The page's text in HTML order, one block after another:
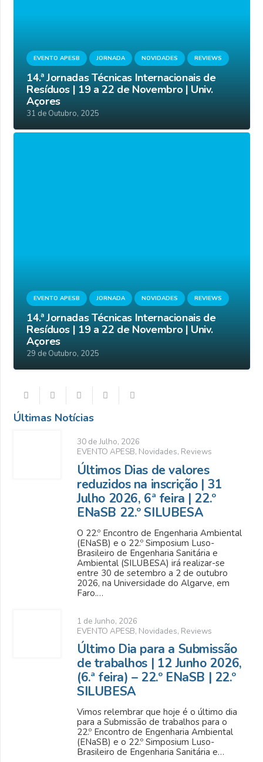
EVENTO APESB JORNADA NOVIDADES REVIEWS
14.ª Jornadas Técnicas Internacionais de
Resíduos | 19 a 22 de Novembro | Univ.
Açores
31 de Outubro, 2025
EVENTO APESB JORNADA NOVIDADES REVIEWS
14.ª Jornadas Técnicas Internacionais de
Resíduos | 19 a 22 de Novembro | Univ.
Açores
29 de Outubro, 2025
Últimas Notícias
30 de Julho, 2026
EVENTO APESB, Novidades, Reviews
Últimos Dias de valores
reduzidos na inscrição | 31
Julho 2026, 6ª feira | 22.º
ENaSB 22.º SILUBESA
O 22.º Encontro de Engenharia Ambiental
(ENaSB) e o 22.º Simposium Luso-
Brasileiro de Engenharia Sanitária e
Ambiental (SILUBESA) irá realizar-se
entre 30 de setembro a 2 de outubro
2026, na Universidade do Algarve, em
Faro.…
1 de Junho, 2026
EVENTO APESB, Novidades, Reviews
Último Dia para a Submissão
de trabalhos | 12 Junho 2026,
(6.ª feira) – 22.º ENaSB | 22.º
SILUBESA
Vimos relembrar que hoje é o último dia
para a Submissão de trabalhos para o
22.º Encontro de Engenharia Ambiental
(ENaSB) e o 22.º Simposium Luso-
Brasileiro de Engenharia Sanitária e…